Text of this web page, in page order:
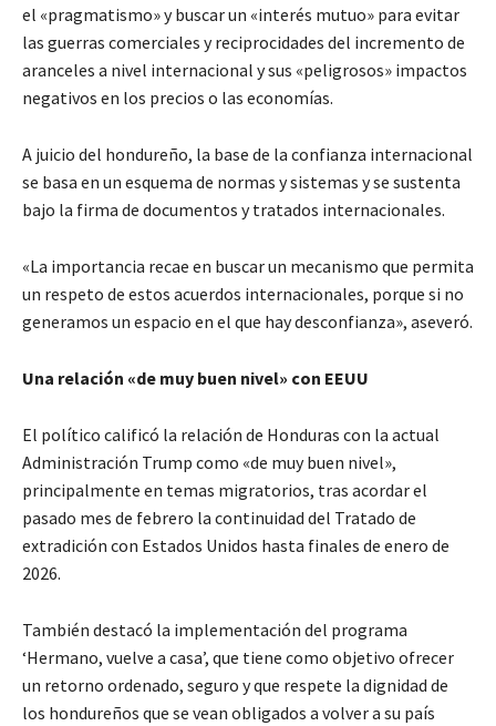
el «pragmatismo» y buscar un «interés mutuo» para evitar
las guerras comerciales y reciprocidades del incremento de
aranceles a nivel internacional y sus «peligrosos» impactos
negativos en los precios o las economías.
A juicio del hondureño, la base de la confianza internacional
se basa en un esquema de normas y sistemas y se sustenta
bajo la firma de documentos y tratados internacionales.
«La importancia recae en buscar un mecanismo que permita
un respeto de estos acuerdos internacionales, porque si no
generamos un espacio en el que hay desconfianza», aseveró.
Una relación «de muy buen nivel» con EEUU
El político calificó la relación de Honduras con la actual
Administración Trump como «de muy buen nivel»,
principalmente en temas migratorios, tras acordar el
pasado mes de febrero la continuidad del Tratado de
extradición con Estados Unidos hasta finales de enero de
2026.
También destacó la implementación del programa
‘Hermano, vuelve a casa’, que tiene como objetivo ofrecer
un retorno ordenado, seguro y que respete la dignidad de
los hondureños que se vean obligados a volver a su país